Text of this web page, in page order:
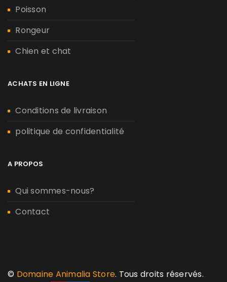
Poisson
Rongeur
Chien et chat
ACHATS EN LIGNE
Conditions de livraison
politique de confidentialité
A PROPOS
Qui sommes-nous?
Contact
© Domaine Animalia Store. Tous droits réservés.